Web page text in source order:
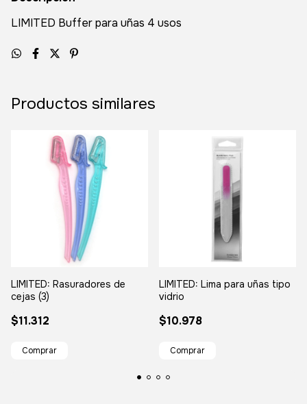
LIMITED Buffer para uñas 4 usos
Productos similares
LIMITED: Rasuradores de
cejas (3)
$11.312
LIMITED: Lima para uñas tipo
vidrio
$10.978